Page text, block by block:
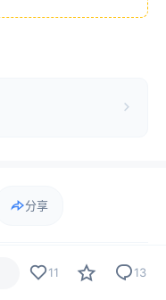
分享
等 11 人 11 13